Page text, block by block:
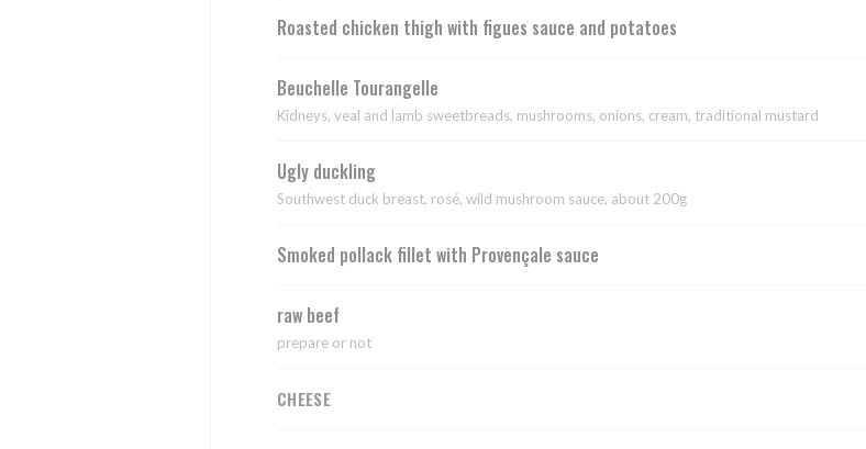
Roasted chicken thigh with figues sauce and potatoes
Beuchelle Tourangelle
Kidneys, veal and lamb sweetbreads, mushrooms, onions, cream, traditional mustard
Ugly duckling
Southwest duck breast, rosé, wild mushroom sauce, about 200g
Smoked pollack fillet with Provençale sauce
raw beef
prepare or not
CHEESE